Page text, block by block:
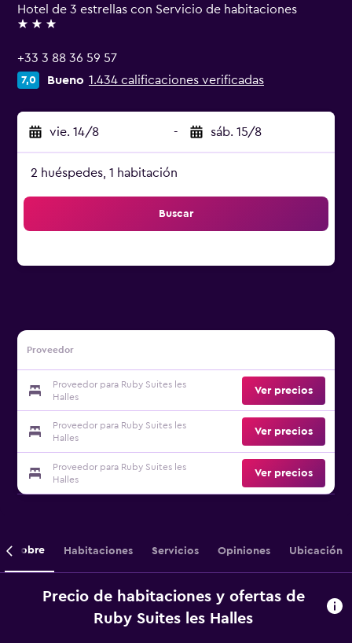
Hotel de 3 estrellas con Servicio de habitaciones
3 estrellas
+33 3 88 36 59 57
7,0 Bueno 1.434 calificaciones verificadas
vie. 14/8 - sáb. 15/8
2 huéspedes, 1 habitación
Buscar
Proveedor
Proveedor para Ruby Suites les
Halles
Ver precios
Proveedor para Ruby Suites les
Halles
Ver precios
Proveedor para Ruby Suites les
Halles
Ver precios
Sobre Habitaciones Servicios Opiniones Ubicación
Precio de habitaciones y ofertas de
Ruby Suites les Halles